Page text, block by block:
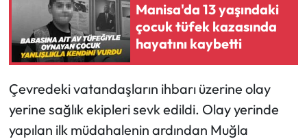
Manisa'da 13 yaşındaki
çocuk tüfek kazasında
hayatını kaybetti
Çevredeki vatandaşların ihbarı üzerine olay
yerine sağlık ekipleri sevk edildi. Olay yerinde
yapılan ilk müdahalenin ardından Muğla